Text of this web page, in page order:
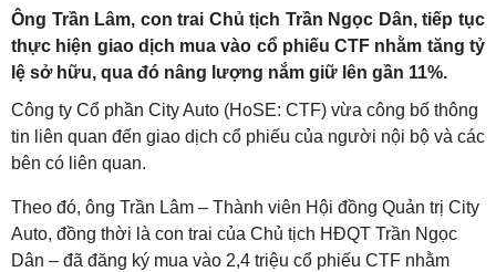
Ông Trần Lâm, con trai Chủ tịch Trần Ngọc Dân, tiếp tục
thực hiện giao dịch mua vào cổ phiếu CTF nhằm tăng tỷ
lệ sở hữu, qua đó nâng lượng nắm giữ lên gần 11%.
Công ty Cổ phần City Auto (HoSE: CTF) vừa công bố thông
tin liên quan đến giao dịch cổ phiếu của người nội bộ và các
bên có liên quan.
Theo đó, ông Trần Lâm – Thành viên Hội đồng Quản trị City
Auto, đồng thời là con trai của Chủ tịch HĐQT Trần Ngọc
Dân – đã đăng ký mua vào 2,4 triệu cổ phiếu CTF nhằm